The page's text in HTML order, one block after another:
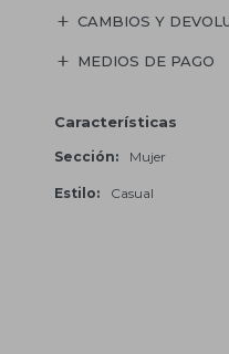
CAMBIOS Y
MEDIOS DE PAGO
Características
Sección Mujer
Estilo Casual